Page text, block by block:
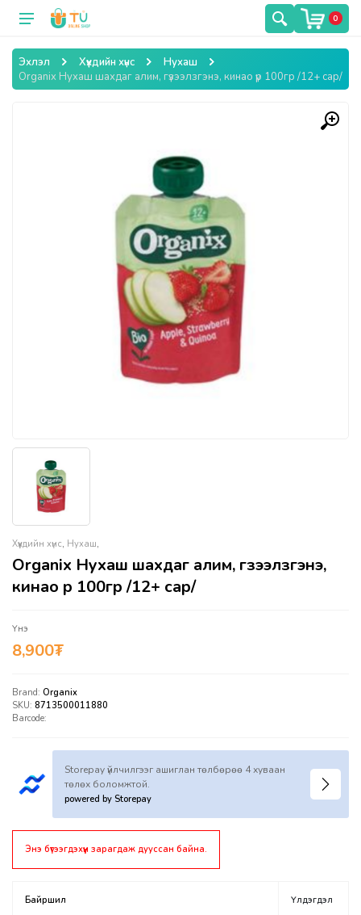
0
Эхлэл Хүүхдийн хүнс
Нухаш
Organix Нухаш шахдаг алим, гүзээлзгэнэ, кинао үр 100гр /12+ сар/
Хүүхдийн хүнс, Нухаш,
Organix Нухаш шахдаг алим, гүзээлзгэнэ,
кинао үр 100гр /12+ сар/
Үнэ
8,900₮
Brand: Organix
SKU: 8713500011880
Barcode:
Storepay үйлчилгээг ашиглан төлбөрөө 4 хуваан
төлөх боломжтой.
powered by Storepay
Энэ бүтээгдэхүүн зарагдаж дууссан байна.
Байршил Үлдэгдэл